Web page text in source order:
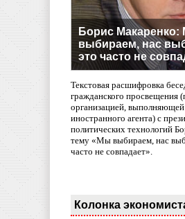
Борис
выбираем, нас
это часто не
Текстовая расшифровка
гражданского
организацией,
иностранного агента) с
политических технологий
тему «Мы выбираем, нас
часто не совпадает».
Колонка